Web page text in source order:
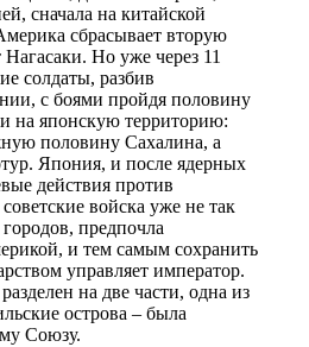
сначала на китайской
сбрасывает вторую
Но уже через 11
солдаты, разбив
с боями пройдя половину
на японскую территорию:
половину Сахалина, а
Япония, и после ядерных
действия против
войска уже не так
предпочла
и тем самым сохранить
управляет император.
на две части, одна из
острова – была
Союзу.